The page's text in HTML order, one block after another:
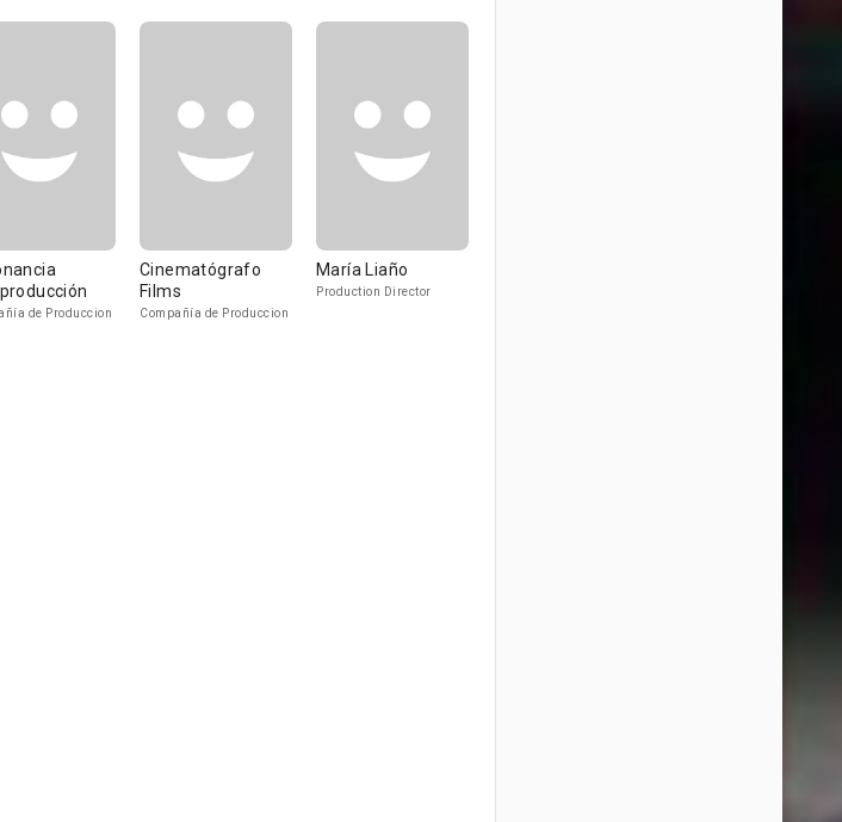
de Produccion
Cinematógrafo
Films
Compañía de Produccion
María Liaño
Production Director